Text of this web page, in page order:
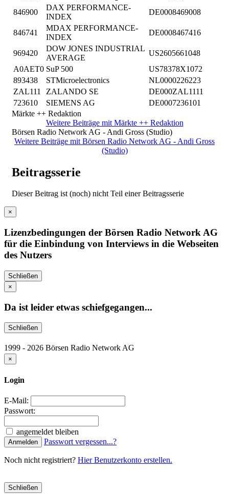
846900
DAX PERFORMANCE-
INDEX
DE0008469008
846741
MDAX PERFORMANCE-
INDEX
DE0008467416
969420
DOW JONES INDUSTRIAL
AVERAGE
US2605661048
A0AET0 SuP 500
US78378X1072
893438
STMicroelectronics
NL0000226223
ZAL111
ZALANDO SE
DE000ZAL1111
723610
SIEMENS AG
DE0007236101
Märkte ++ Redaktion
Weitere Beiträge mit Märkte ++ Redaktion
Börsen Radio Network AG - Andi Gross (Studio)
Weitere Beiträge mit Börsen Radio Network AG - Andi Gross
(Studio)
Beitragsserie
Dieser Beitrag ist (noch) nicht Teil einer Beitragsserie
×
Lizenzbedingungen der Börsen Radio Network AG
für die Einbindung von Interviews in die Webseiten
des Nutzers
Schließen
×
Da ist leider etwas schiefgegangen...
Schließen
1999 - 2026 Börsen Radio Network AG
×
Login
E-Mail:
Passwort:
angemeldet bleiben
Anmelden Passwort vergessen...?
Noch nicht registriert? Hier Benutzerkonto erstellen.
Schließen